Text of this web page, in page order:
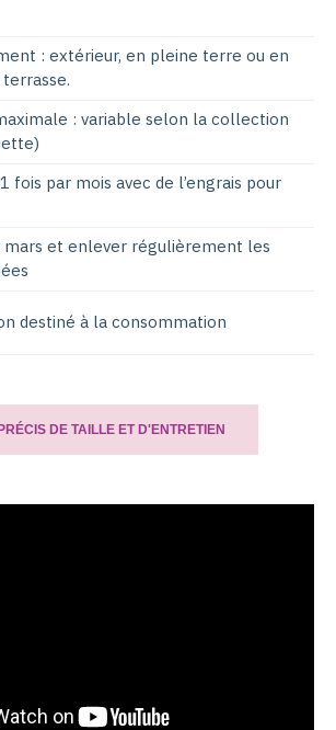
: extérieur, en pleine terre ou en
: variable selon la collection
fois par mois avec de l’engrais pour
mars et enlever régulièrement les
destiné à la consommation
DE TAILLE ET D'ENTRETIEN